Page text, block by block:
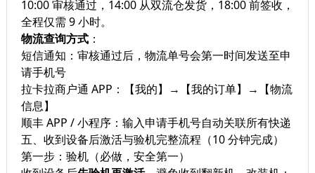
10:00 审核通过，14:00 从双流仓发货，18:00 前签收，
全程仅需 9 小时。
物流查询方式：
短信通知：审核通过后，物流单号会第一时间发送至申
请手机号
拉卡拉商户通 APP：【我的】→【我的订单】→【物流
信息】
顺丰 APP / 小程序：输入申请手机号自动关联所有快递
五、收到设备后激活与验机完整流程（10 分钟完成）
第一步：验机（必做，安全第一）